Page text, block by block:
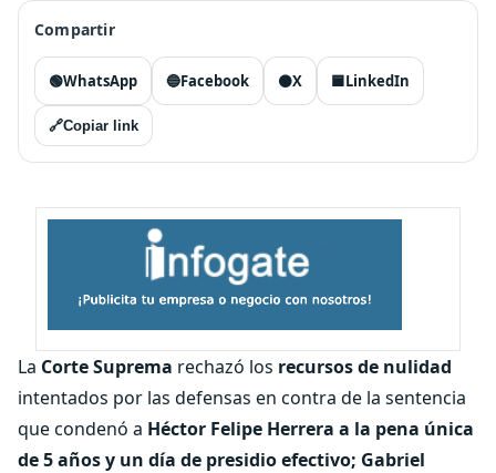
Compartir
🟢WhatsApp 🔵Facebook ⚫X 🟦LinkedIn
🔗Copiar link
La Corte Suprema rechazó los recursos de nulidad
intentados por las defensas en contra de la sentencia
que condenó a Héctor Felipe Herrera a la pena única
de 5 años y un día de presidio efectivo; Gabriel